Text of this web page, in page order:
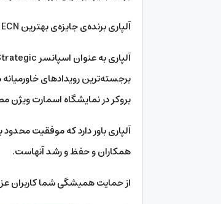
آلپاری برنده‌ی جایزه‌ی بهترین ECN بروکر در نمایشگاه اسمارت ویژن مصر
بروکر در نمایشگاه اسمارت ویژن
آلپاری باور دارد که موفقیت
همکاران و حفظ و رشد آنهاست.
از حمایت همیشگی شما کاربران عزیز در طول ۲۵ سال فعالیت مجموعه‌ی